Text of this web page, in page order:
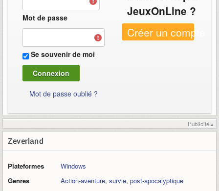
Mot de passe
Se souvenir de moi
Mot de passe oublié ?
JeuxOnLine ?
Créer un compte
Publicité ▴
Zeverland
Plateformes
Windows
Genres
Action-aventure, survie, post-apocalyptique